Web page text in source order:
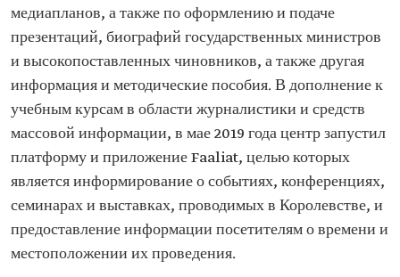
медиапланов, а также по оформлению и подаче
презентаций, биографий государственных министров
и высокопоставленных чиновников, а также другая
информация и методические пособия. В дополнение к
учебным курсам в области журналистики и средств
массовой информации, в мае 2019 года центр запустил
платформу и приложение Faaliat, целью которых
является информирование о событиях, конференциях,
семинарах и выставках, проводимых в Королевстве, и
предоставление информации посетителям о времени и
местоположении их проведения.